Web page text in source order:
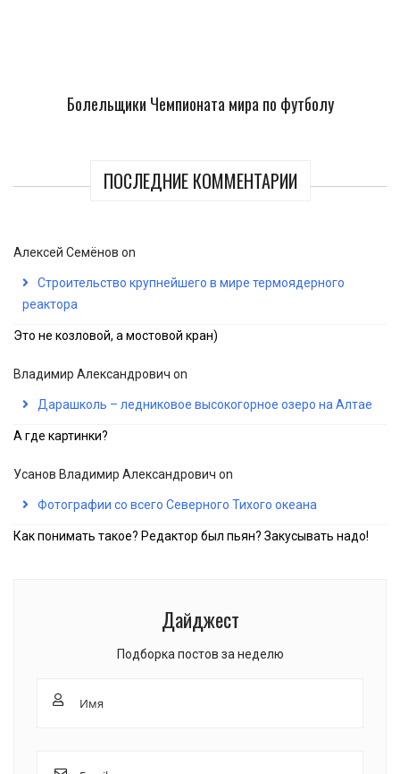
Болельщики Чемпионата мира по футболу
ПОСЛЕДНИЕ КОММЕНТАРИИ
Алексей Семёнов on
Строительство крупнейшего в мире термоядерного
реактора
Это не козловой, а мостовой кран)
Владимир Александрович on
Дарашколь – ледниковое высокогорное озеро на Алтае
А где картинки?
Усанов Владимир Александрович on
Фотографии со всего Северного Тихого океана
Как понимать такое? Редактор был пьян? Закусывать надо!
Дайджест
Подборка постов за неделю